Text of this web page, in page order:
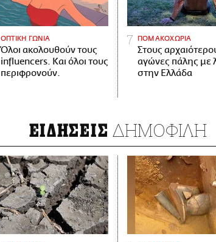
ΟΠΤΙΚΗ ΓΩΝΙΑ
Όλοι ακολουθούν τους
influencers. Και όλοι τους
περιφρονούν.
ΠΟΜΑΚΟΧΩΡΙΑ
Στους
αγώνες πάλης με
στην Ελλάδα
ΕΙΔΗΣΕΙΣ ΔΗΜΟΦΙΛΗ